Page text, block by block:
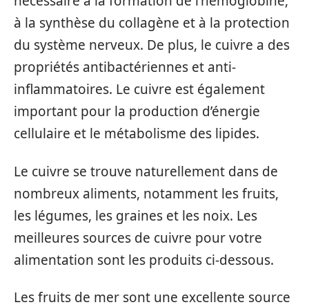
à la synthèse du collagène et à la protection
du système nerveux. De plus, le cuivre a des
propriétés antibactériennes et anti-
inflammatoires. Le cuivre est également
important pour la production d’énergie
cellulaire et le métabolisme des lipides.
Le cuivre se trouve naturellement dans de
nombreux aliments, notamment les fruits,
les légumes, les graines et les noix. Les
meilleures sources de cuivre pour votre
alimentation sont les produits ci-dessous.
Les fruits de mer sont une excellente source